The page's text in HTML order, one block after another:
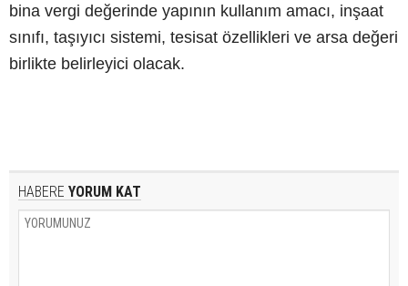
bina vergi değerinde yapının kullanım amacı, inşaat
sınıfı, taşıyıcı sistemi, tesisat özellikleri ve arsa değeri
birlikte belirleyici olacak.
HABERE YORUM KAT